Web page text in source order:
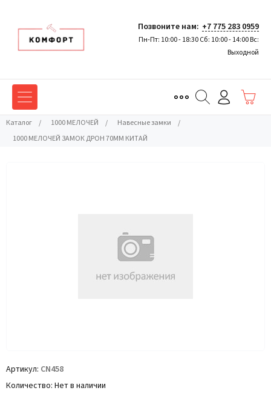
Позвоните нам: +7 775 283 0959
Пн-Пт: 10:00 - 18:30 Сб: 10:00 - 14:00 Вс:
Выходной
Каталог / 1000 МЕЛОЧЕЙ / Навесные замки
/
1000 МЕЛОЧЕЙ ЗАМОК ДРОН 70ММ КИТАЙ
Артикул CN458
Количество Нет в наличии